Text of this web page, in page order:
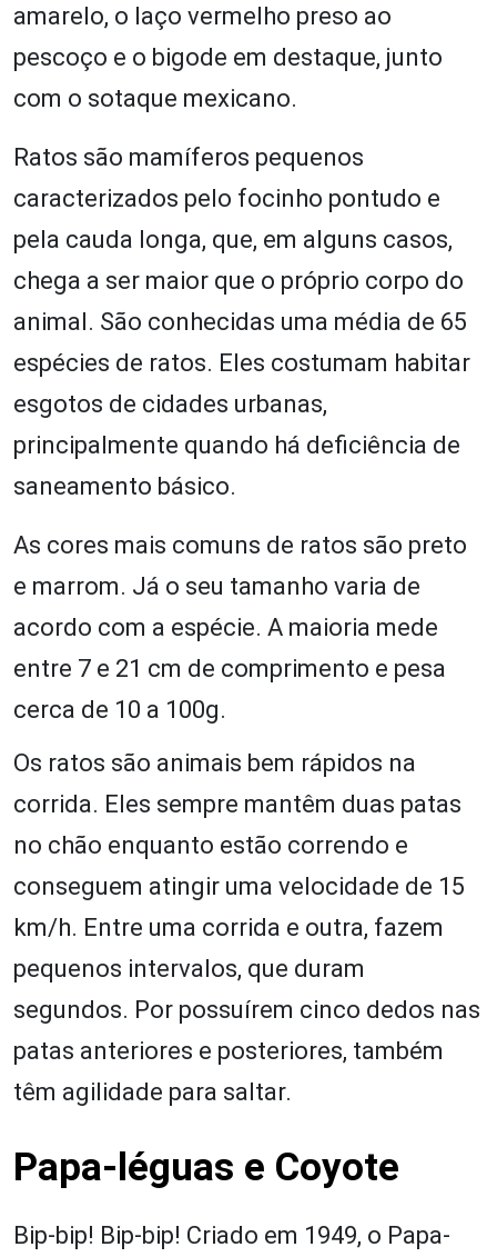
amarelo, o laço vermelho preso ao
pescoço e o bigode em destaque, junto
com o sotaque mexicano.
Ratos são mamíferos pequenos
caracterizados pelo focinho pontudo e
pela cauda longa, que, em alguns casos,
chega a ser maior que o próprio corpo do
animal. São conhecidas uma média de 65
espécies de ratos. Eles costumam habitar
esgotos de cidades urbanas,
principalmente quando há deficiência de
saneamento básico.
As cores mais comuns de ratos são preto
e marrom. Já o seu tamanho varia de
acordo com a espécie. A maioria mede
entre 7 e 21 cm de comprimento e pesa
cerca de 10 a 100g.
Os ratos são animais bem rápidos na
corrida. Eles sempre mantêm duas patas
no chão enquanto estão correndo e
conseguem atingir uma velocidade de 15
km/h. Entre uma corrida e outra, fazem
pequenos intervalos, que duram
segundos. Por possuírem cinco dedos nas
patas anteriores e posteriores, também
têm agilidade para saltar.
Papa-léguas e Coyote
Bip-bip! Bip-bip! Criado em 1949, o Papa-